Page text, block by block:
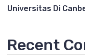
Universitas Di
Recent